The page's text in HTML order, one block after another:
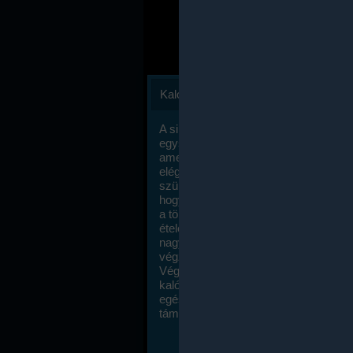
Kalóriaszámlálás
A sikeres fogyás titka valójában igen
egyszerű: égess több energiát, mint
amennyit beviszel. Természetesen
elég nagy fegyelemre és akaraterőre
szükség, de meglepődve fogod
hogy a kalóriaszámolás mennyire
a többi diétához képest. Itt nincsenek
ételek és a megengedett kalóriabevitelt
nagymértékben növelheted ha
végzel.
Végül, de nem utolsó sorban, a
kalóriaszámolás módszerét a legtöbb
egészségügyi szakorvos ajánlja és
támogatja.